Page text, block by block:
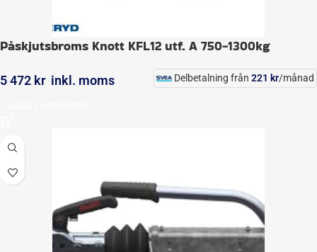
Påskjutsbroms Knott KFL12 utf. A 750-1300kg
5 472 kr inkl. moms Delbetalning från 221 kr/månad